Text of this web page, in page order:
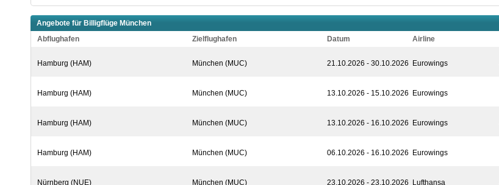
Angebote für Billigflüge München
Abflughafen
Zielflughafen Datum Airline
Hamburg (HAM) München (MUC) 21.10.2026 - 30.10.2026 Eurowings
Hamburg (HAM) München (MUC) 13.10.2026 - 15.10.2026 Eurowings
Hamburg (HAM) München (MUC) 13.10.2026 - 16.10.2026 Eurowings
Hamburg (HAM) München (MUC) 06.10.2026 - 16.10.2026 Eurowings
Nürnberg (NUE) München (MUC) 23.10.2026 - 23.10.2026 Lufthansa